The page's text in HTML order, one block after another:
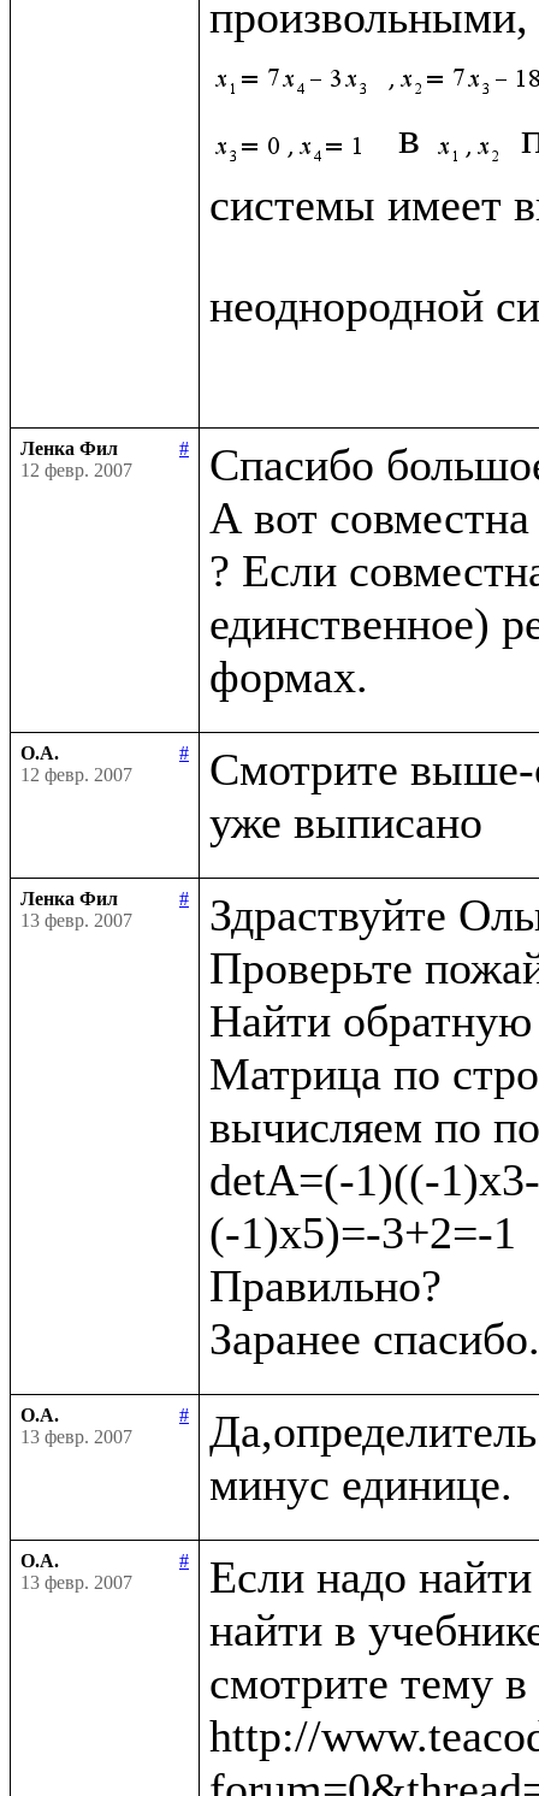
произвольными,
в
системы имеет
неоднородной
Ленка Фил
#
12 февр. 2007
Спасибо
А вот
? Если
единственное)
О.А.
#
12 февр. 2007
Смотрите
Ленка Фил
#
13 февр. 2007
Здраствуйте
Проверьте
Найти
Матрица по
вычисляем по
detA=(-1)((-
(-1)х5)=-3+2=-1
Правильно?
О.А.
#
13 февр. 2007
О.А.
#
13 февр. 2007
Если надо
найти в
смотрите тему
http://